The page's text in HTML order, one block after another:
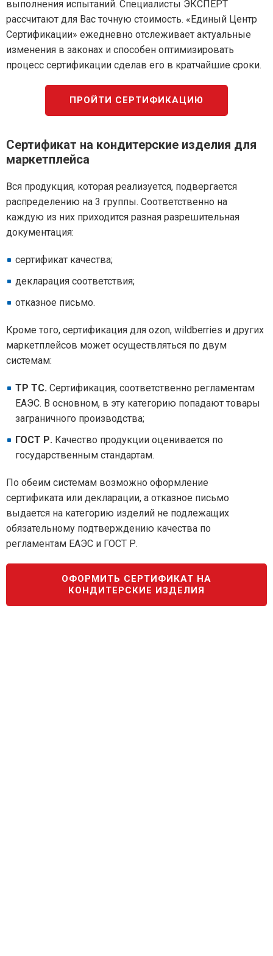
выполнения испытаний. Специалисты ЭКСПЕРТ
рассчитают для Вас точную стоимость. «Единый Центр
Сертификации» ежедневно отслеживает актуальные
изменения в законах и способен оптимизировать
процесс сертификации сделав его в кратчайшие сроки.
ПРОЙТИ СЕРТИФИКАЦИЮ
Сертификат на кондитерские изделия для
маркетплейса
Вся продукция, которая реализуется, подвергается
распределению на 3 группы. Соответственно на
каждую из них приходится разная разрешительная
документация:
сертификат качества;
декларация соответствия;
отказное письмо.
Кроме того, сертификация для ozon, wildberries и других
маркетплейсов может осуществляться по двум
системам:
ТР ТС. Сертификация, соответственно регламентам
ЕАЭС. В основном, в эту категорию попадают товары
заграничного производства;
ГОСТ Р. Качество продукции оценивается по
государственным стандартам.
По обеим системам возможно оформление
сертификата или декларации, а отказное письмо
выдается на категорию изделий не подлежащих
обязательному подтверждению качества по
регламентам ЕАЭС и ГОСТ Р.
ОФОРМИТЬ СЕРТИФИКАТ НА
КОНДИТЕРСКИЕ ИЗДЕЛИЯ